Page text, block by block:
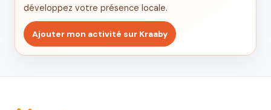
développez votre présence locale.
Ajouter mon activité sur Kraaby